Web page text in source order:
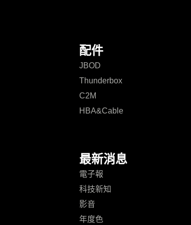
配件
JBOD
Thunderbox
C2M
HBA&Cable
最新消息
電子報
科技新知
影音
年度色